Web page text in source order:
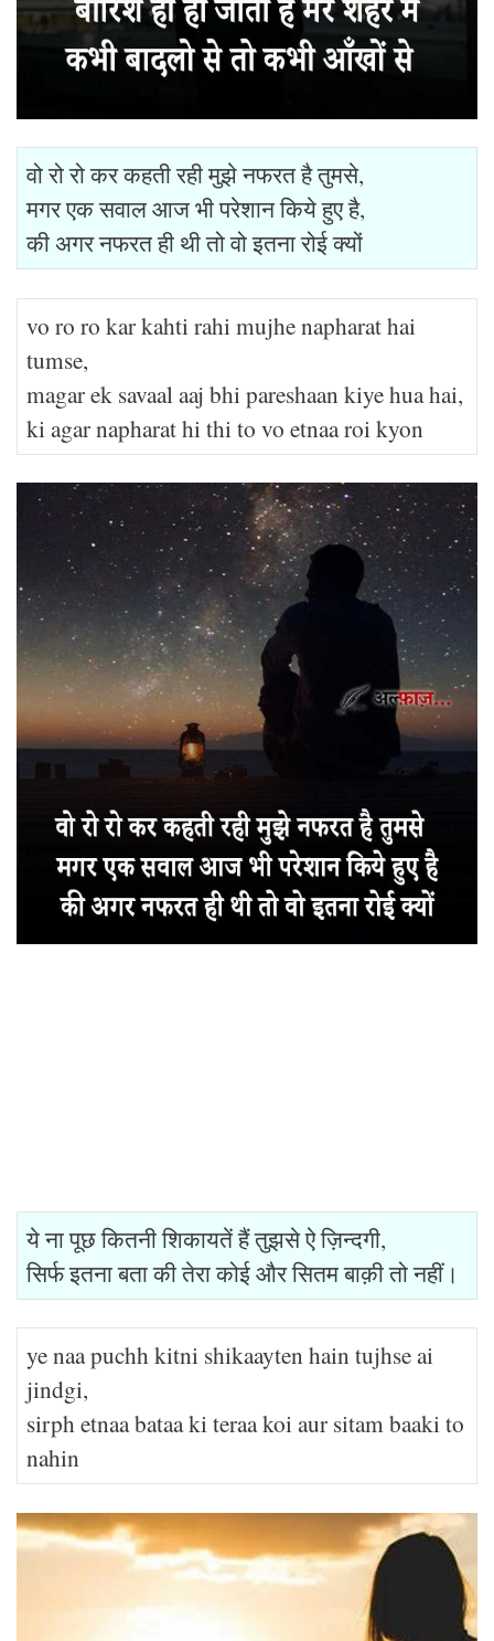
वो रो रो कर कहती रही मुझे नफरत है तुमसे,
मगर एक सवाल आज भी परेशान किये हुए है,
की अगर नफरत ही थी तो वो इतना रोई क्यों
vo ro ro kar kahti rahi mujhe napharat hai
tumse,
magar ek savaal aaj bhi pareshaan kiye hua hai,
ki agar napharat hi thi to vo etnaa roi kyon
ये ना पूछ कितनी शिकायतें हैं तुझसे ऐ ज़िन्दगी,
सिर्फ इतना बता की तेरा कोई और सितम बाक़ी तो नहीं।
ye naa puchh kitni shikaayten hain tujhse ai
jindgi,
sirph etnaa bataa ki teraa koi aur sitam baaki to
nahin